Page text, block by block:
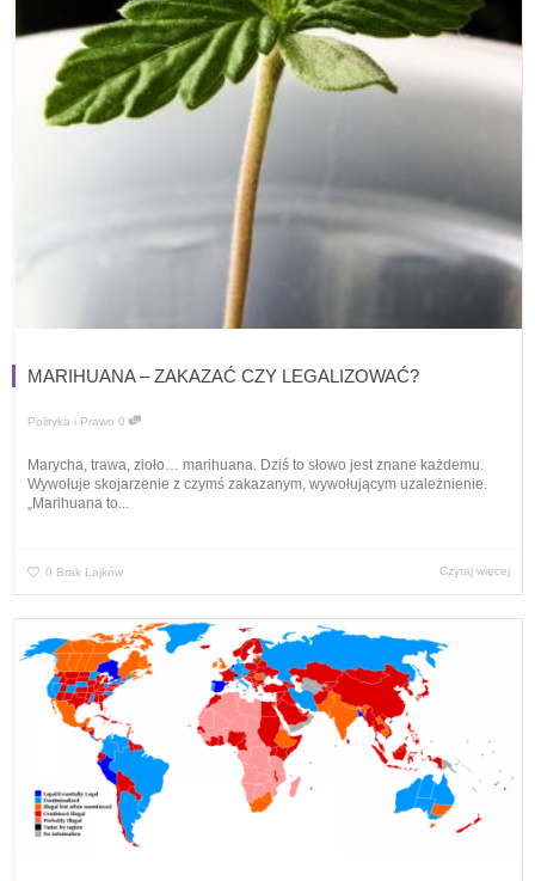
MARIHUANA – ZAKAZAĆ CZY LEGALIZOWAĆ?
Polityka i Prawo 0
Marycha, trawa, zioło… marihuana. Dziś to słowo jest znane każdemu.
Wywołuje skojarzenie z czymś zakazanym, wywołującym uzależnienie.
„Marihuana to...
0 Brak Lajków Czytaj więcej